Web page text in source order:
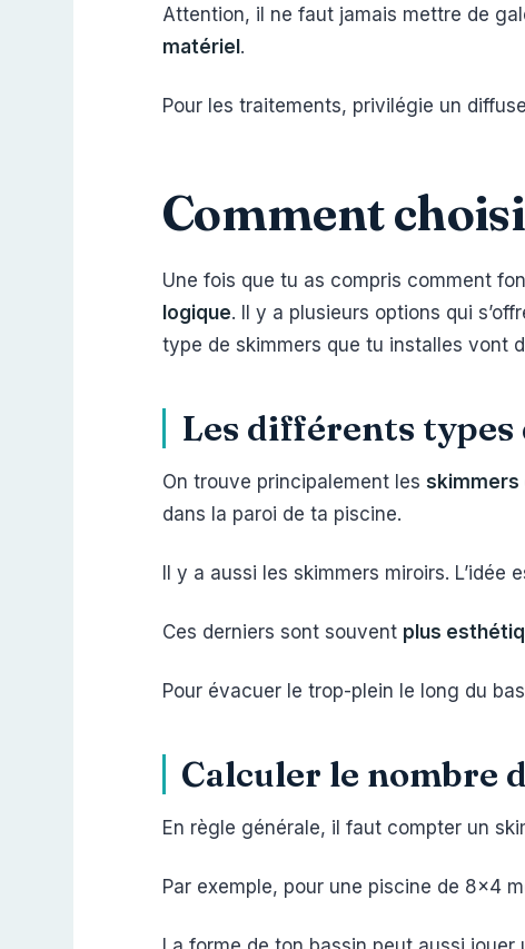
Attention, il ne faut jamais mettre de
matériel .
Pour les traitements, privilégie un
Comment
Une fois que tu as compris comment
logique. Il y a plusieurs options qui
type de skimmers que tu installes vont
Les différents
On trouve principalement les skimmers
dans la paroi de ta piscine.
Il y a aussi les skimmers miroirs.
Ces derniers sont souvent plus
Pour évacuer le trop-plein le long du
Calculer le nombre
En règle générale, il faut compter un
Par exemple, pour une piscine de 8×4